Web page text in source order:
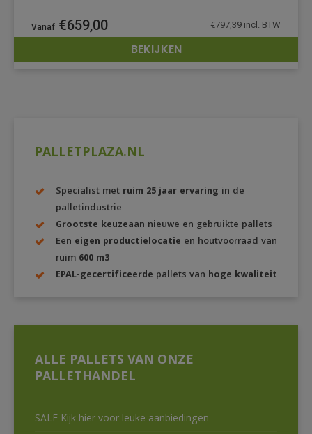
PALLETPLAZA.NL
Specialist met ruim 25 jaar ervaring in de
palletindustrie
Grootste keuzeaan nieuwe en gebruikte pallets
Een eigen productielocatie en houtvoorraad van
ruim 600 m3
EPAL-gecertificeerde pallets van hoge kwaliteit
ALLE PALLETS VAN ONZE
PALLETHANDEL
SALE Kijk hier voor leuke aanbiedingen
DETAILS
€659,00 €797,39 incl. BTW
BEKIJKEN